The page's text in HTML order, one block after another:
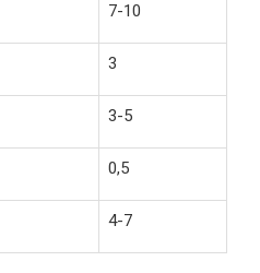
7-10
3
3-5
0,5
4-7